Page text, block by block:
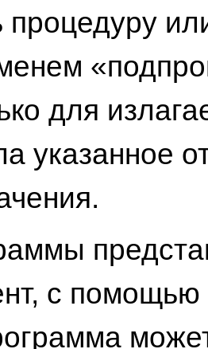
процедуру
для
указанное
с помощью